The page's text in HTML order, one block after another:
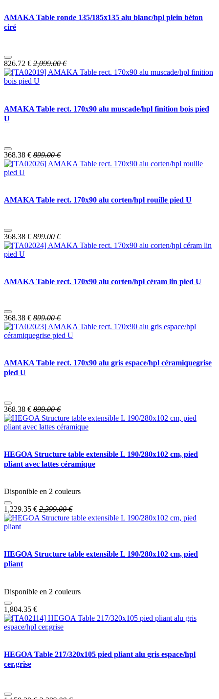
AMAKA Table ronde 135/185x135 alu blanc/hpl plein béton
ciré
826.72 € 2,099.00€
AMAKA Table rect. 170x90 alu muscade/hpl finition bois pied
U
368.38 € 899.00€
AMAKA Table rect. 170x90 alu corten/hpl rouille pied U
368.38 € 899.00€
AMAKA Table rect. 170x90 alu corten/hpl céram lin pied U
368.38 € 899.00€
AMAKA Table rect. 170x90 alu gris espace/hpl céramiquegrise
pied U
368.38 € 899.00€
HEGOA Structure table extensible L 190/280x102 cm, pied
pliant avec lattes céramique
Disponible en 2 couleurs
1,229.35 € 2,399.00€
HEGOA Structure table extensible L 190/280x102 cm, pied
pliant
Disponible en 2 couleurs
1,804.35 €
HEGOA Table 217/320x105 pied pliant alu gris espace/hpl
cer.grise